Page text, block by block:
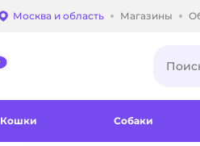
Выбор адреса доставки.
Москва и область Магазины
Кошки Собаки